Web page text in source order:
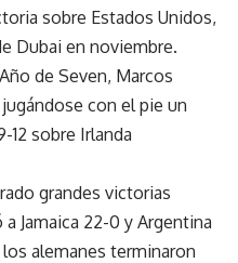
sobre Estados Unidos,
Dubai en noviembre.
de Seven, Marcos
con el pie un
12 sobre Irlanda
grandes victorias
Jamaica 22-0 y Argentina
alemanes terminaron